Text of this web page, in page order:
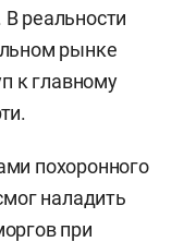
реальности
рынке
к главному
похоронного
наладить
при